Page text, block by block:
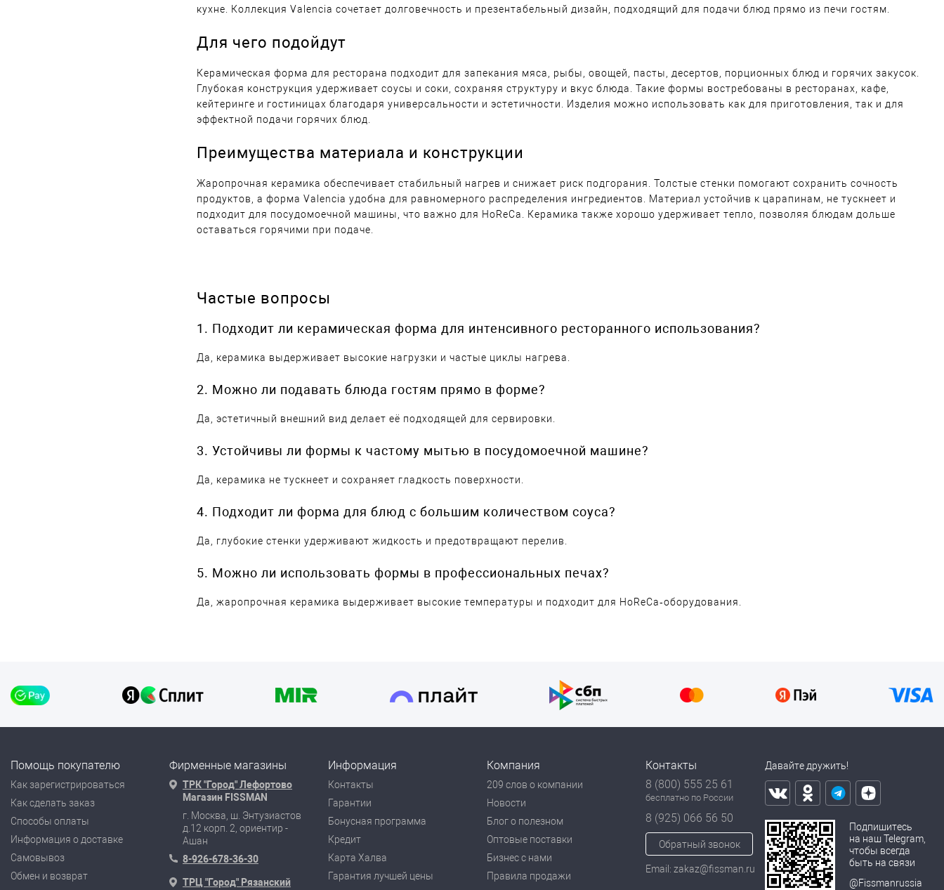
кухне. Коллекция Valencia сочетает долговечность и презентабельный дизайн, подходящий для подачи блюд прямо из печи гостям.
Для чего подойдут
Керамическая форма для ресторана подходит для запекания мяса, рыбы, овощей, пасты, десертов, порционных блюд и горячих закусок.
Глубокая конструкция удерживает соусы и соки, сохраняя структуру и вкус блюда. Такие формы востребованы в ресторанах, кафе,
кейтеринге и гостиницах благодаря универсальности и эстетичности. Изделия можно использовать как для приготовления, так и для
эффектной подачи горячих блюд.
Преимущества материала и конструкции
Жаропрочная керамика обеспечивает стабильный нагрев и снижает риск подгорания. Толстые стенки помогают сохранить сочность
продуктов, а форма Valencia удобна для равномерного распределения ингредиентов. Материал устойчив к царапинам, не тускнеет и
подходит для посудомоечной машины, что важно для HoReCa. Керамика также хорошо удерживает тепло, позволяя блюдам дольше
оставаться горячими при подаче.
Частые вопросы
1. Подходит ли керамическая форма для интенсивного ресторанного использования?
Да, керамика выдерживает высокие нагрузки и частые циклы нагрева.
2. Можно ли подавать блюда гостям прямо в форме?
Да, эстетичный внешний вид делает её подходящей для сервировки.
3. Устойчивы ли формы к частому мытью в посудомоечной машине?
Да, керамика не тускнеет и сохраняет гладкость поверхности.
4. Подходит ли форма для блюд с большим количеством соуса?
Да, глубокие стенки удерживают жидкость и предотвращают перелив.
5. Можно ли использовать формы в профессиональных печах?
Да, жаропрочная керамика выдерживает высокие температуры и подходит для HoReCa‑оборудования.
Помощь покупателю
Как зарегистрироваться
Как сделать заказ
Способы оплаты
Информация о доставке
Самовывоз
Обмен и возврат
Фирменные магазины
ТРК "Город" Лефортово
Магазин FISSMAN
г. Москва, ш. Энтузиастов
д.12 корп. 2, ориентир -
Ашан
8-926-678-36-30
ТРЦ "Город" Рязанский
Информация
Контакты
Гарантии
Бонусная программа
Кредит
Карта Халва
Гарантия лучшей цены
Компания
209 слов о компании
Новости
Блог о полезном
Оптовые поставки
Бизнес с нами
Правила продажи
Контакты
8 (800) 555 25 61
бесплатно по России
8 (925) 066 56 50
Обратный звонок
Email: zakaz@fissman.ru
Давайте дружить!
Подпишитесь
на наш Telegram,
чтобы всегда
быть на связи
@Fissmanrussia